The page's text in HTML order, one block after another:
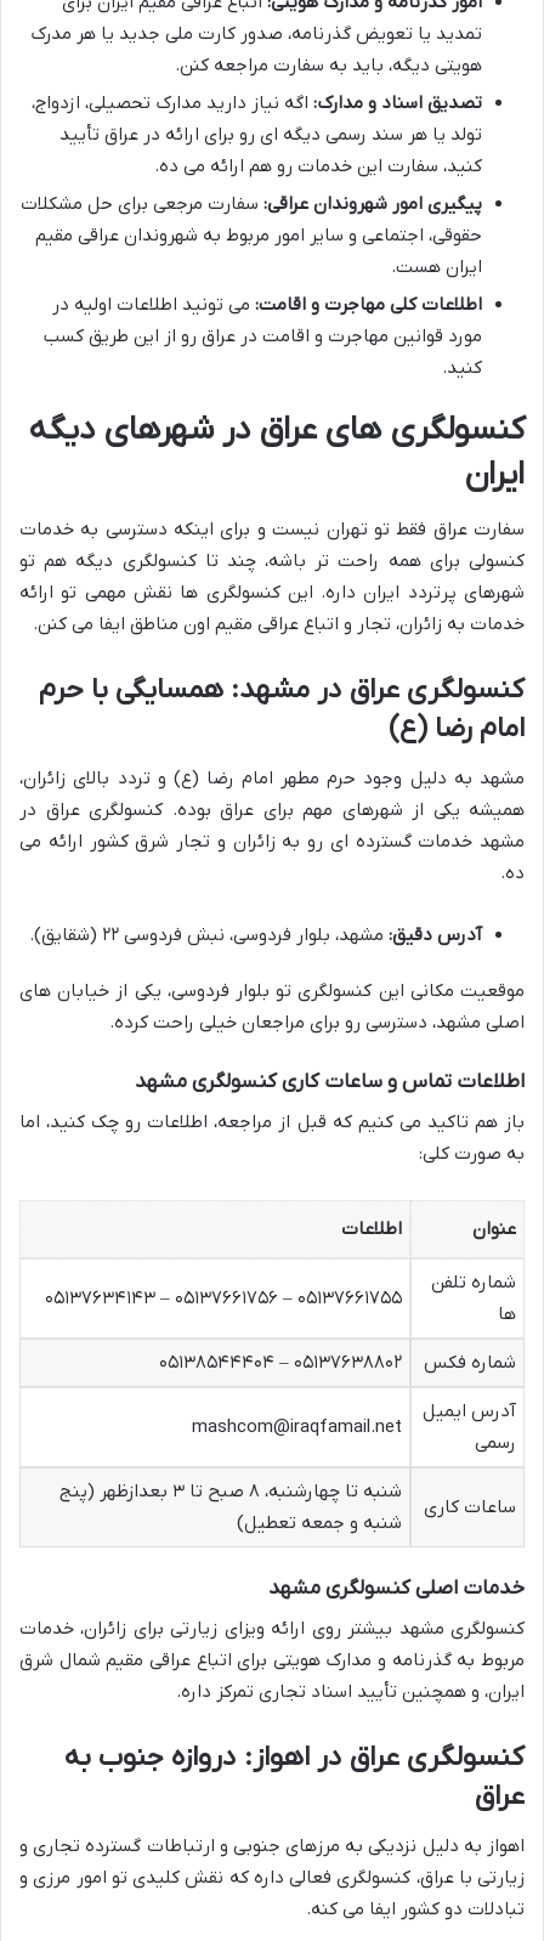
تمدید یا تعویض گذرنامه، صدور کارت ملی جدید یا هر مدرک
هویتی دیگه، باید به سفارت مراجعه کنن.
تصدیق اسناد و مدارک: اگه نیاز دارید مدارک تحصیلی، ازدواج،
تولد یا هر سند رسمی دیگه ای رو برای ارائه در عراق تأیید
کنید، سفارت این خدمات رو هم ارائه می ده.
پیگیری امور شهروندان عراقی: سفارت مرجعی برای حل مشکلات
حقوقی، اجتماعی و سایر امور مربوط به شهروندان عراقی مقیم
ایران هست.
اطلاعات کلی مهاجرت و اقامت: می تونید اطلاعات اولیه در
مورد قوانین مهاجرت و اقامت در عراق رو از این طریق کسب
کنید.
کنسولگری های عراق در شهرهای دیگه
ایران
سفارت عراق فقط تو تهران نیست و برای اینکه دسترسی به خدمات
کنسولی برای همه راحت تر باشه، چند تا کنسولگری دیگه هم تو
شهرهای پرتردد ایران داره. این کنسولگری ها نقش مهمی تو ارائه
خدمات به زائران، تجار و اتباع عراقی مقیم اون مناطق ایفا می کنن.
کنسولگری عراق در مشهد: همسایگی با حرم
امام رضا (ع)
مشهد به دلیل وجود حرم مطهر امام رضا (ع) و تردد بالای زائران،
همیشه یکی از شهرهای مهم برای عراق بوده. کنسولگری عراق در
مشهد خدمات گسترده ای رو به زائران و تجار شرق کشور ارائه می
ده.
آدرس دقیق: مشهد، بلوار فردوسی، نبش فردوسی ۲۲ (شقایق).
موقعیت مکانی این کنسولگری تو بلوار فردوسی، یکی از خیابان های
اصلی مشهد، دسترسی رو برای مراجعان خیلی راحت کرده.
اطلاعات تماس و ساعات کاری کنسولگری مشهد
باز هم تاکید می کنیم که قبل از مراجعه، اطلاعات رو چک کنید، اما
به صورت کلی:
عنوان اطلاعات
شماره تلفن
ها
۰۵۱۳۷۶۶۱۷۵۵ – ۰۵۱۳۷۶۶۱۷۵۶ – ۰۵۱۳۷۶۳۴۱۴۳
شماره فکس
۰۵۱۳۷۶۳۸۸۰۲ – ۰۵۱۳۸۵۴۴۴۰۴
آدرس ایمیل
رسمی
mashcom@iraqfamail.net
ساعات کاری
شنبه تا چهارشنبه، ۸ صبح تا ۳ بعدازظهر (پنج
شنبه و جمعه تعطیل)
خدمات اصلی کنسولگری مشهد
کنسولگری مشهد بیشتر روی ارائه ویزای زیارتی برای زائران، خدمات
مربوط به گذرنامه و مدارک هویتی برای اتباع عراقی مقیم شمال شرق
ایران، و همچنین تأیید اسناد تجاری تمرکز داره.
کنسولگری عراق در اهواز: دروازه جنوب به
عراق
اهواز به دلیل نزدیکی به مرزهای جنوبی و ارتباطات گسترده تجاری و
زیارتی با عراق، کنسولگری فعالی داره که نقش کلیدی تو امور مرزی و
تبادلات دو کشور ایفا می کنه.